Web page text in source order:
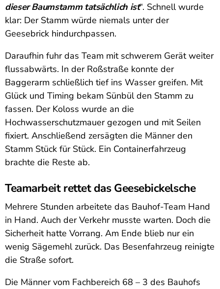
dieser Baumstamm tatsächlich ist“. Schnell wurde
klar: Der Stamm würde niemals unter der
Geesebrick hindurchpassen.
Daraufhin fuhr das Team mit schwerem Gerät weiter
flussabwärts. In der Roßstraße konnte der
Baggerarm schließlich tief ins Wasser greifen. Mit
Glück und Timing bekam Sünbül den Stamm zu
fassen. Der Koloss wurde an die
Hochwasserschutzmauer gezogen und mit Seilen
fixiert. Anschließend zersägten die Männer den
Stamm Stück für Stück. Ein Containerfahrzeug
brachte die Reste ab.
Teamarbeit rettet das Geesebickelsche
Mehrere Stunden arbeitete das Bauhof-Team Hand
in Hand. Auch der Verkehr musste warten. Doch die
Sicherheit hatte Vorrang. Am Ende blieb nur ein
wenig Sägemehl zurück. Das Besenfahrzeug reinigte
die Straße sofort.
Die Männer vom Fachbereich 68 – 3 des Bauhofs